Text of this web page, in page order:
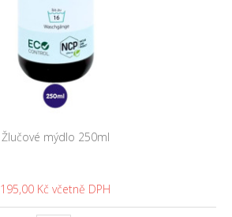
Žlučové mýdlo 250ml
195,00 Kč